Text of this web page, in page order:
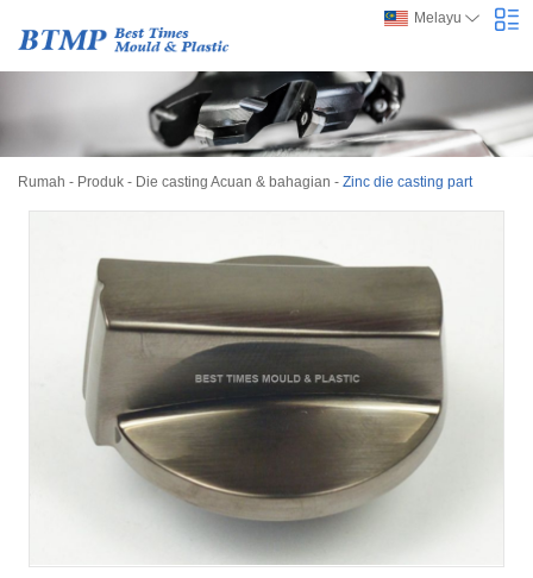
Melayu
Rumah - Produk - Die casting Acuan & bahagian - Zinc die casting part